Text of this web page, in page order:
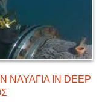
IN DEEP